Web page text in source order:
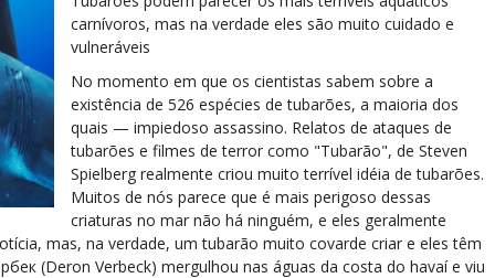
carnívoros, mas na verdade eles são muito cuidado e
vulneráveis
No momento em que os cientistas sabem sobre a
existência de 526 espécies de tubarões, a maioria dos
quais — impiedoso assassino. Relatos de ataques de
tubarões e filmes de terror como "Tubarão", de Steven
Spielberg realmente criou muito terrível idéia de tubarões.
Muitos de nós parece que é mais perigoso dessas
criaturas no mar não há ninguém, e eles geralmente
mas, na verdade, um tubarão muito covarde criar e eles têm
(Deron Verbeck) mergulhou nas águas da costa do havaí e viu